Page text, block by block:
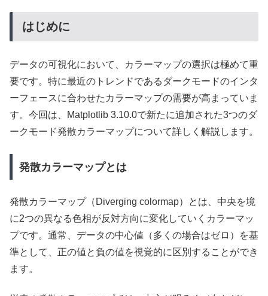
はじめに
データの可視化において、カラーマップの選択は極めて重
要です。特に最近のトレンドであるダークモードのインタ
ーフェースに合わせたカラーマップの需要が高まっていま
す。今回は、Matplotlib 3.10.0で新たに追加された3つのダ
ークモード発散カラーマップについて詳しく解説します。
発散カラーマップとは
発散カラーマップ（Diverging colormap）とは、中央を境
に2つの異なる色相が反対方向に変化していくカラーマッ
プです。通常、データの中心値（多くの場合はゼロ）を基
準として、正の値と負の値を視覚的に区別することができ
ます。